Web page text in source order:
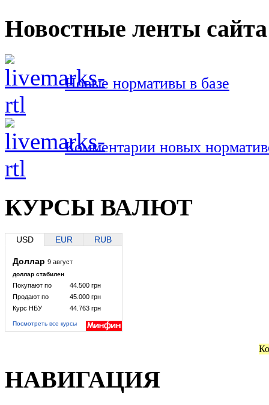
Новостные ленты сайта
Новые нормативы в базе
Комментарии новых
КУРСЫ ВАЛЮТ
USD EUR RUB
Доллар 9 август
доллар стабилен
Покупают по
44.500 грн
Продают по
45.000 грн
Курс НБУ
44.763 грн
Посмотреть все курсы
НАВИГАЦИЯ